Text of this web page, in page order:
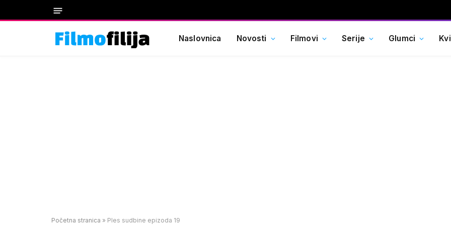
Naslovnica Novosti Filmovi Serije Glumci
Početna stranica » Ples sudbine epizoda 19